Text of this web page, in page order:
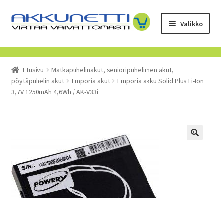
Siirry
navigointiin
Siirry
sisältöön
Valikko
Kauppa
Tietoa meistä
POISTUVAT TUOTTEET
Etusivu
Matkapuhelinakut, senioripuhelimen akut,
pöytäpuhelin akut
Emporia akut
Emporia akku Solid Plus Li-Ion
3,7V 1250mAh 4,6Wh / AK-V33i